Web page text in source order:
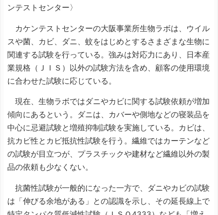
ンテストセンター〉
カケンテストセンターの大阪事業所生物ラボは、ウイル
スや菌、カビ、ダニ、蚊をはじめとするさまざまな生物に
関連する試験を行っている。強みは対応力にあり、日本産
業規格（ＪＩＳ）以外の試験方法を含め、顧客の使用環境
に合わせた試験に応じている。
現在、生物ラボではダニやカビに関する試験依頼が増加
傾向にあるという。ダニは、カバーや側地などの寝装品を
中心に忌避試験と増殖抑制試験を実施している。カビは、
抗カビ性とカビ抵抗性試験を行う。繊維ではカーテンなど
の試験が目立つが、プラスチックや建材など繊維以外の製
品の依頼も少なくない。
抗菌性試験が一般的になった一方で、ダニやカビの試験
は「伸びる余地がある」との認識を示し、その延長線上で